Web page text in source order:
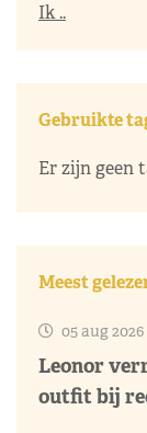
Ik ..
Gebruikte
Er zijn geen
Meest
05 aug 2026
Leonor
outfit bij